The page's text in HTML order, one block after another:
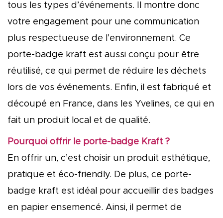
tous les types d’événements. Il montre donc
votre engagement pour une communication
plus respectueuse de l’environnement. Ce
porte-badge kraft est aussi conçu pour être
réutilisé, ce qui permet de réduire les déchets
lors de vos événements. Enfin, il est fabriqué et
découpé en France, dans les Yvelines, ce qui en
fait un produit local et de qualité.
Pourquoi offrir le porte-badge Kraft ?
En offrir un, c’est choisir un produit esthétique,
pratique et éco-friendly. De plus, ce porte-
badge kraft est idéal pour accueillir des badges
en papier ensemencé. Ainsi, il permet de